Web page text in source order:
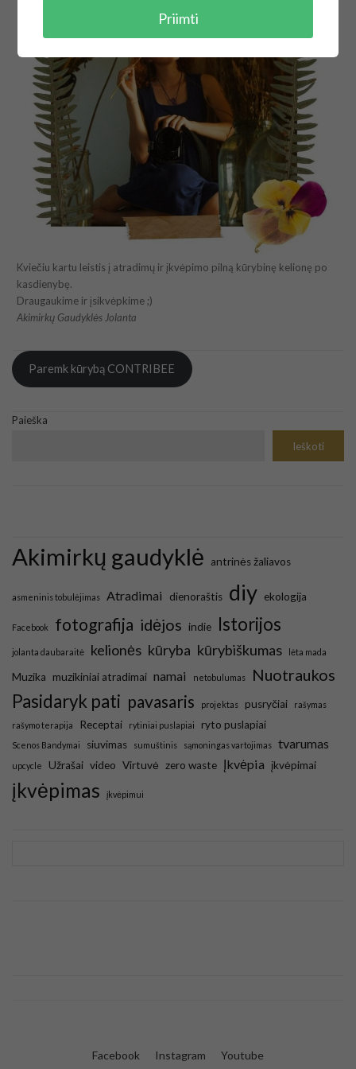
Kviečiu kartu leistis į atradimų ir įkvėpimo pilną kūrybinę kelionę po
kasdienybę.
Draugaukime ir įsikvėpkime ;)
Akimirkų Gaudyklės Jolanta
Paremk kūrybą CONTRIBEE
Paieška
Ieškoti
Akimirkų gaudyklė antrinės žaliavos
asmeninis tobulėjimas Atradimai dienoraštis diy ekologija
Facebook fotografija idėjos indie Istorijos
jolanta daubaraitė kelionės kūryba kūrybiškumas lėta mada
Muzika muzikiniai atradimai namai netobulumas Nuotraukos
Pasidaryk pati pavasaris projektas pusryčiai
rašymas
rašymo terapija
Receptai rytiniai puslapiai ryto puslapiai
Scenos Bandymai siuvimas sumuštinis sąmoningas vartojimas tvarumas
upcycle Užrašai video Virtuvė zero waste Įkvėpia įkvėpimai
įkvėpimas įkvėpimui
Facebook Instagram Youtube
Priimti